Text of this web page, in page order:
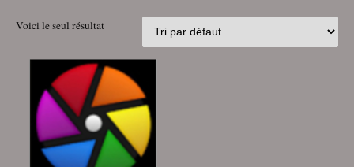
Voici le seul résultat